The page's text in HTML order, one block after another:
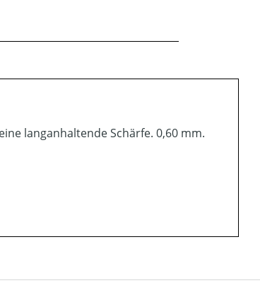
langanhaltende Schärfe. 0,60 mm.